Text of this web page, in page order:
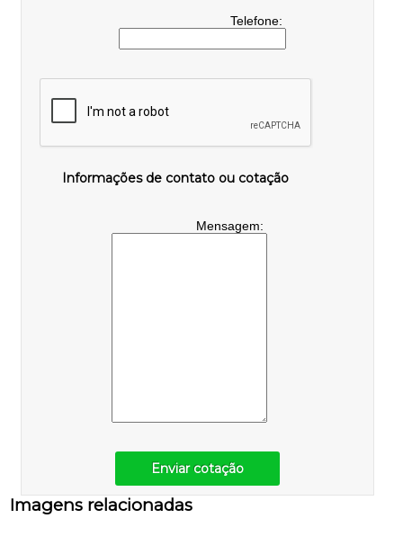
Telefone:
Informações de contato ou cotação
Mensagem:
Enviar cotação
Imagens relacionadas